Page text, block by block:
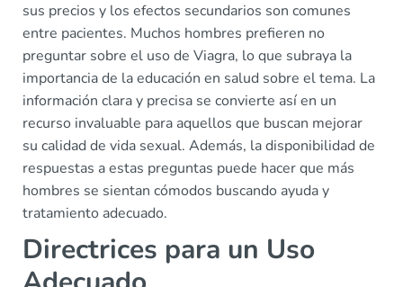
sus precios y los efectos secundarios son comunes
entre pacientes. Muchos hombres prefieren no
preguntar sobre el uso de Viagra, lo que subraya la
importancia de la educación en salud sobre el tema. La
información clara y precisa se convierte así en un
recurso invaluable para aquellos que buscan mejorar
su calidad de vida sexual. Además, la disponibilidad de
respuestas a estas preguntas puede hacer que más
hombres se sientan cómodos buscando ayuda y
tratamiento adecuado.
Directrices para un Uso